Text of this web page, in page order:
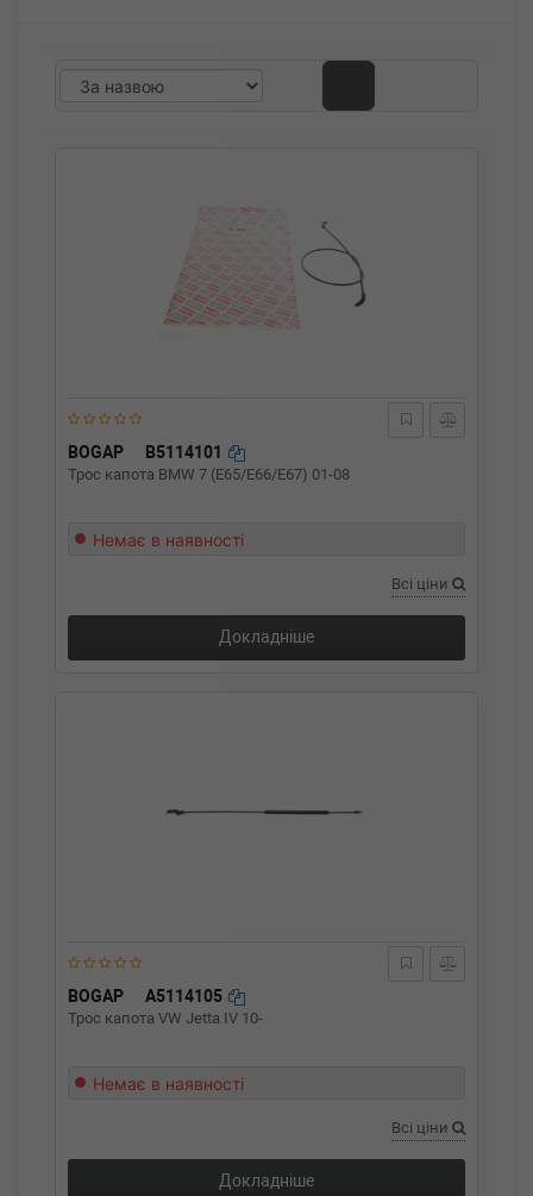
BOGAP B5114101
Трос капота BMW 7 (E65/E66/E67) 01-08
Немає в наявності
Всі ціни
Докладніше
BOGAP A5114105
Трос капота VW Jetta IV 10-
Немає в наявності
Всі ціни
Докладніше